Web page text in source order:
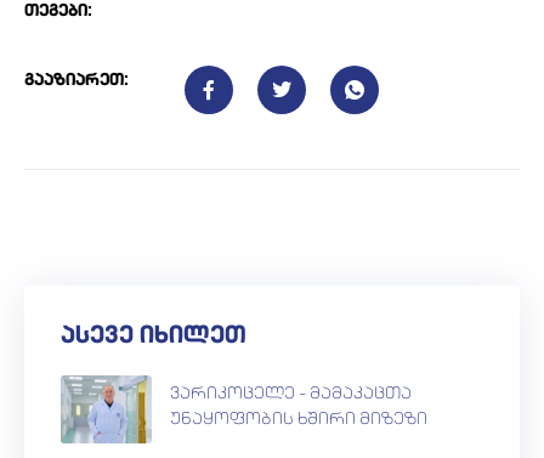
თეგები:
გააზიარეთ:
ასევე იხილეთ
ვარიკოცელე – მამაკაცთა
უნაყოფობის ხშირი მიზეზი